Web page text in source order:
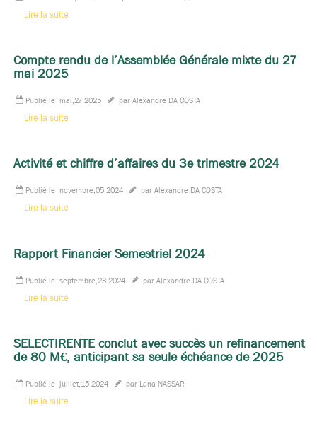
Lire la suite
Compte rendu de l’Assemblée Générale mixte du 27
mai 2025
Publié le mai,27 2025 par Alexandre DA COSTA
Lire la suite
Activité et chiffre d’affaires du 3e trimestre 2024
Publié le novembre,05 2024 par Alexandre DA COSTA
Lire la suite
Rapport Financier Semestriel 2024
Publié le septembre,23 2024 par Alexandre DA COSTA
Lire la suite
SELECTIRENTE conclut avec succès un refinancement
de 80 M€, anticipant sa seule échéance de 2025
Publié le juillet,15 2024 par Lana NASSAR
Lire la suite